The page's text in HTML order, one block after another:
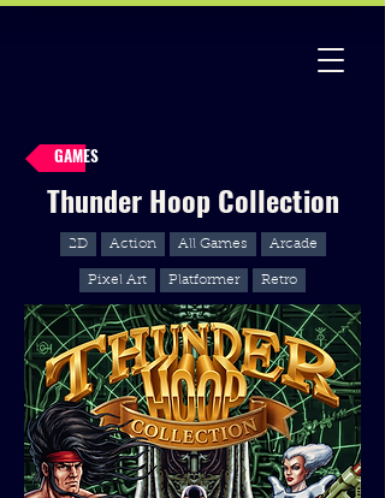
GAMES
Thunder Hoop Collection
2D Action All Games Arcade
Pixel Art Platformer Retro